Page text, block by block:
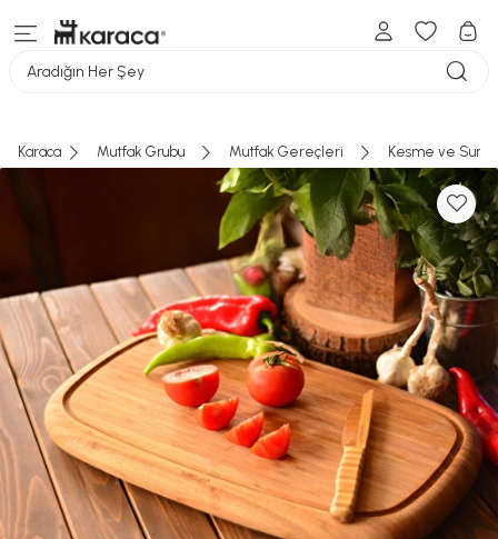
Aradığın Her Şey
Karaca Mutfak Grubu Mutfak Gereçleri Kesme ve